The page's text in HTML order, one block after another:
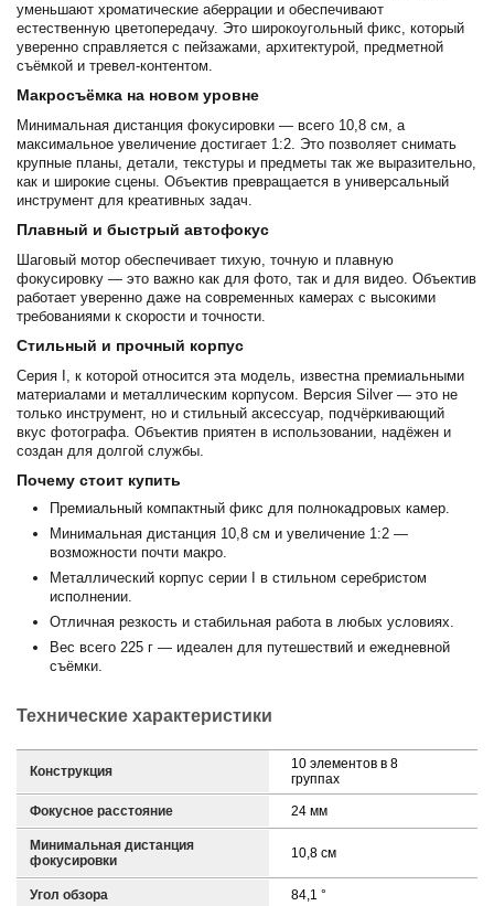
уменьшают хроматические аберрации и обеспечивают
естественную цветопередачу. Это широкоугольный фикс, который
уверенно справляется с пейзажами, архитектурой, предметной
съёмкой и тревел-контентом.
Макросъёмка на новом уровне
Минимальная дистанция фокусировки — всего 10,8 см, а
максимальное увеличение достигает 1:2. Это позволяет снимать
крупные планы, детали, текстуры и предметы так же выразительно,
как и широкие сцены. Объектив превращается в универсальный
инструмент для креативных задач.
Плавный и быстрый автофокус
Шаговый мотор обеспечивает тихую, точную и плавную
фокусировку — это важно как для фото, так и для видео. Объектив
работает уверенно даже на современных камерах с высокими
требованиями к скорости и точности.
Стильный и прочный корпус
Серия I, к которой относится эта модель, известна премиальными
материалами и металлическим корпусом. Версия Silver — это не
только инструмент, но и стильный аксессуар, подчёркивающий
вкус фотографа. Объектив приятен в использовании, надёжен и
создан для долгой службы.
Почему стоит купить
Премиальный компактный фикс для полнокадровых камер.
Минимальная дистанция 10,8 см и увеличение 1:2 —
возможности почти макро.
Металлический корпус серии I в стильном серебристом
исполнении.
Отличная резкость и стабильная работа в любых условиях.
Вес всего 225 г — идеален для путешествий и ежедневной
съёмки.
Технические характеристики
Конструкция
10 элементов в 8
группах
Фокусное расстояние 24 мм
Минимальная дистанция
фокусировки
10,8 см
Угол обзора 84,1 °